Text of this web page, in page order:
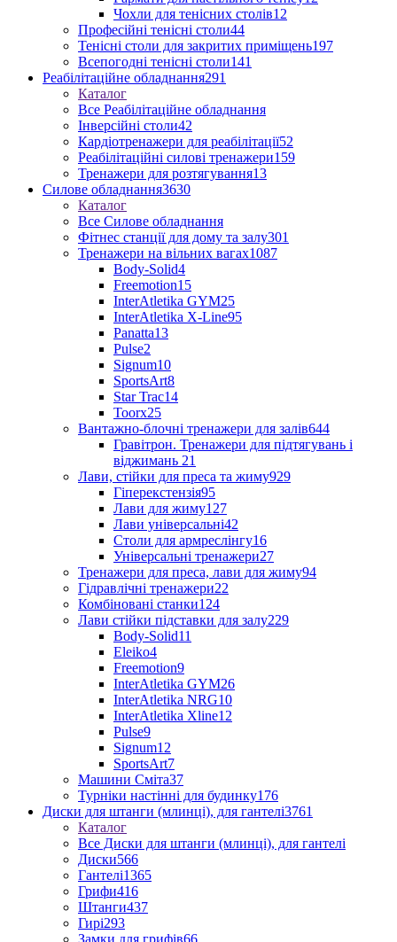
Чохли для тенісних столів12
Професійні тенісні столи44
Тенісні столи для закритих приміщень197
Всепогодні тенісні столи141
Реабілітаційне обладнання291
Каталог
Все Реабілітаційне обладнання
Інверсійні столи42
Кардіотренажери для реабілітації52
Реабілітаційні силові тренажери159
Тренажери для розтягування13
Силове обладнання3630
Каталог
Все Силове обладнання
Фітнес станції для дому та залу301
Тренажери на вільних вагах1087
Body-Solid4
Freemotion15
InterAtletika GYM25
InterAtletika X-Line95
Panatta13
Pulse2
Signum10
SportsArt8
Star Trac14
Toorx25
Вантажно-блочні тренажери для залів644
Гравітрон. Тренажери для підтягувань і
віджимань 21
Лави, стійки для преса та жиму929
Гіперекстензія95
Лави для жиму127
Лави універсальні42
Столи для армреслінгу16
Універсальні тренажери27
Тренажери для преса, лави для жиму94
Гідравлічні тренажери22
Комбіновані станки124
Лави стійки підставки для залу229
Body-Solid11
Eleiko4
Freemotion9
InterAtletika GYM26
InterAtletika NRG10
InterAtletika Xline12
Pulse9
Signum12
SportsArt7
Машини Сміта37
Турніки настінні для будинку176
Диски для штанги (млинці), для гантелі3761
Каталог
Все Диски для штанги (млинці), для гантелі
Диски566
Гантелі1365
Грифи416
Штанги437
Гирі293
Замки для грифів66